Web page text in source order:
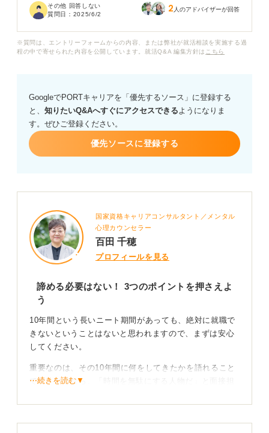
同じような状況から就職を成功させた方はいますか？
ってあるのでしょうか。こういうことは頭に入れてお
その他 回答しない
質問日： 2025/6/2 2 人のアドバイザーが回答
※質問は、エントリーフォームからの内容、または弊社が就活相談を実施する過
程の中で寄せられた内容を公開しています。就活Q&A 編集方針は こちら
GoogleでPORTキャリアを「優先するソース」に登録する
と、 知りたいQ&Aへすぐにアクセスできるようになりま
す。ぜひご登録ください。
優先ソースに登録する
国家資格キャリアコンサルタント／メンタル
心理カウンセラー
百田 千穂
プロフィールを見る
諦める必要はない！ 3つのポイントを押さえよ
う
10年間という長いニート期間があっても、絶対に就職で
きないということはないと思われますので、まずは安心
してください。
重要なのは、その10年間に何をしてきたかを語れること
です。なぜなら、「時間を無駄にする人物だ」と面接担
⋯続きを読む▼